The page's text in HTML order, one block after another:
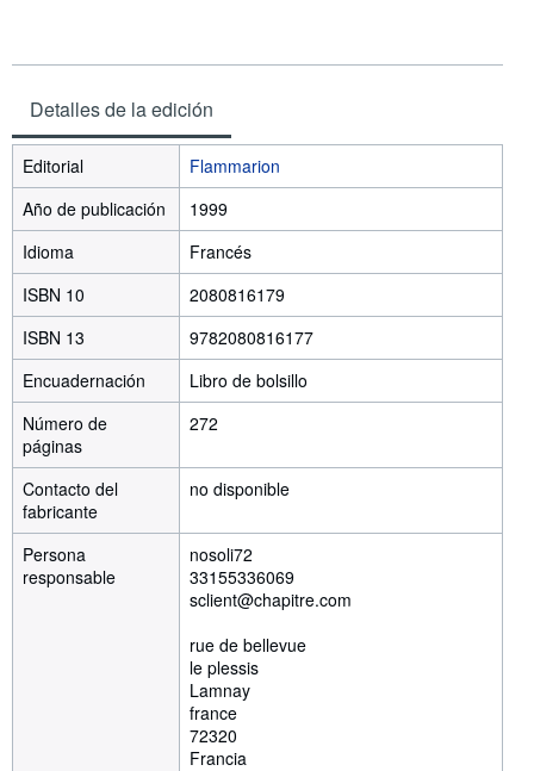
Detalles de la edición
Editorial
Flammarion
Año de publicación
1999
Idioma
Francés
ISBN 10
2080816179
ISBN 13
9782080816177
Encuadernación
Libro de bolsillo
Número de
páginas
272
Contacto del
fabricante
no disponible
Persona
responsable
nosoli72
33155336069
sclient@chapitre.com
rue de bellevue
le plessis
Lamnay
france
72320
Francia